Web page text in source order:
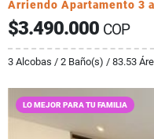
Arriendo Apartamento 3
$3.490.000 COP
3 Alcobas / 2 Baño(s) / 83.53
LO MEJOR PARA TU FAMILIA